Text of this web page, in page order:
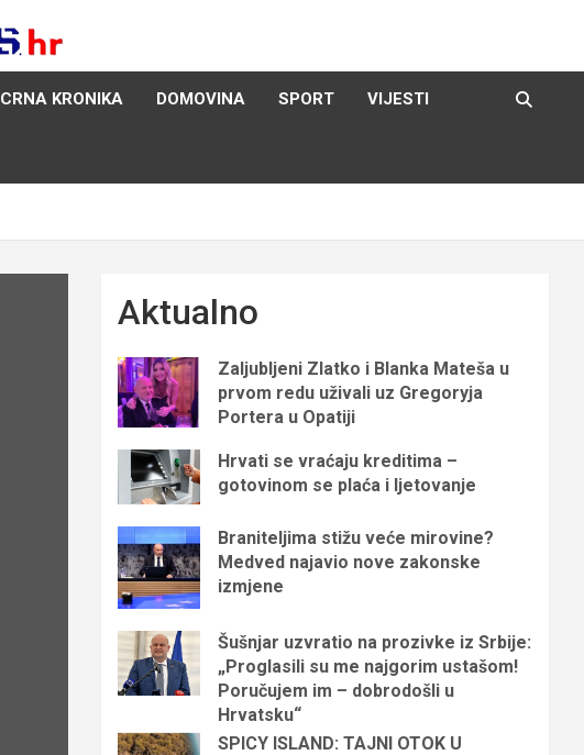
CRNA KRONIKA DOMOVINA SPORT VIJESTI
Aktualno
Zaljubljeni Zlatko i Blanka Mateša u
prvom redu uživali uz Gregoryja
Portera u Opatiji
Hrvati se vraćaju kreditima –
gotovinom se plaća i ljetovanje
Braniteljima stižu veće mirovine?
Medved najavio nove zakonske
izmjene
Šušnjar uzvratio na prozivke iz Srbije:
„Proglasili su me najgorim ustašom!
Poručujem im – dobrodošli u
Hrvatsku“
SPICY ISLAND: TAJNI OTOK U